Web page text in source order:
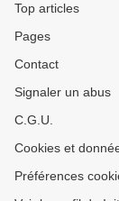
Top articles
Pages
Contact
Signaler un abus
C.G.U.
Cookies et
Préférences